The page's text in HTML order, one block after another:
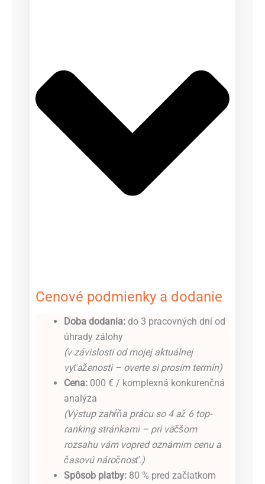
Cenové podmienky a dodanie
Doba dodania: do 3 pracovných dní od
úhrady zálohy
(v závislosti od mojej aktuálnej
vyťaženosti – overte si prosím termín)
Cena: 000 € / komplexná konkurenčná
analýza
(Výstup zahŕňa prácu so 4 až 6 top-
ranking stránkami – pri väčšom
rozsahu vám vopred oznámim cenu a
časovú náročnosť.)
Spôsob platby: 80 % pred začiatkom